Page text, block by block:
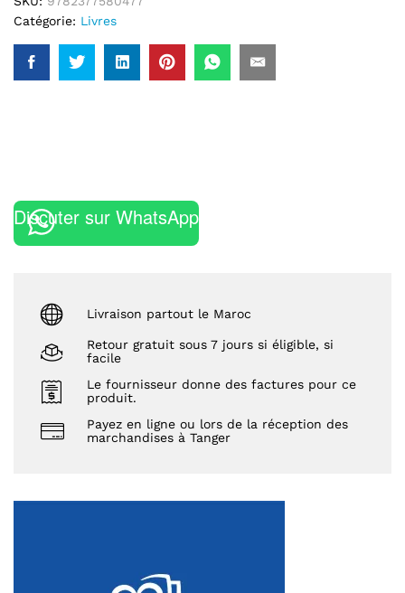
Catégorie: Livres
Discuter sur WhatsApp
Livraison partout le Maroc
Retour gratuit sous 7 jours si éligible, si
facile
Le fournisseur donne des factures pour ce
produit.
Payez en ligne ou lors de la réception des
marchandises à Tanger